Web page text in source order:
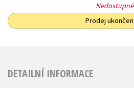
Nedostupné
Prodej ukončen
DETAILNÍ INFORMACE